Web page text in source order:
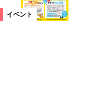
イベント